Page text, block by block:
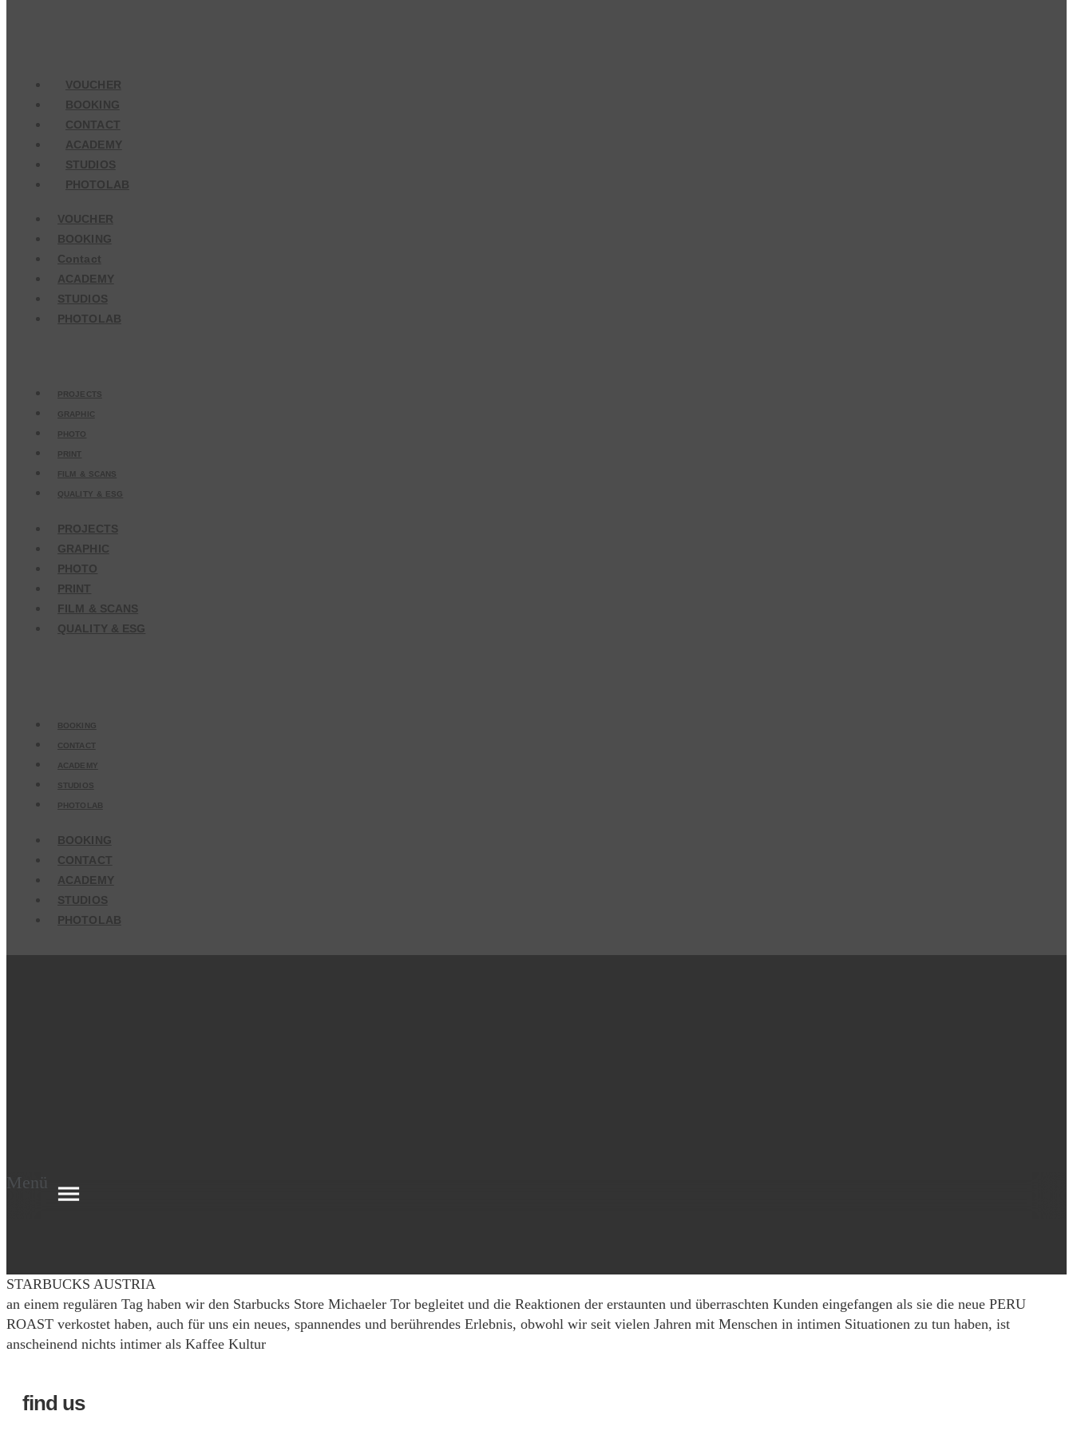
VOUCHER
BOOKING
CONTACT
ACADEMY
STUDIOS
PHOTOLAB
VOUCHER
BOOKING
Contact
ACADEMY
STUDIOS
PHOTOLAB
PROJECTS
GRAPHIC
PHOTO
PRINT
FILM & SCANS
QUALITY & ESG
PROJECTS
GRAPHIC
PHOTO
PRINT
FILM & SCANS
QUALITY & ESG
BOOKING
CONTACT
ACADEMY
STUDIOS
PHOTOLAB
BOOKING
CONTACT
ACADEMY
STUDIOS
PHOTOLAB
Menü
STARBUCKS AUSTRIA
an einem regulären Tag haben wir den Starbucks Store Michaeler Tor begleitet und die Reaktionen der erstaunten und überraschten Kunden eingefangen als sie die neue PERU
ROAST verkostet haben, auch für uns ein neues, spannendes und berührendes Erlebnis, obwohl wir seit vielen Jahren mit Menschen in intimen Situationen zu tun haben, ist
anscheinend nichts intimer als Kaffee Kultur
find us